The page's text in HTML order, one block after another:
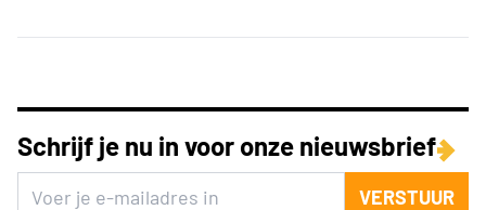
Schrijf je nu in voor onze nieuwsbrief
VERSTUUR